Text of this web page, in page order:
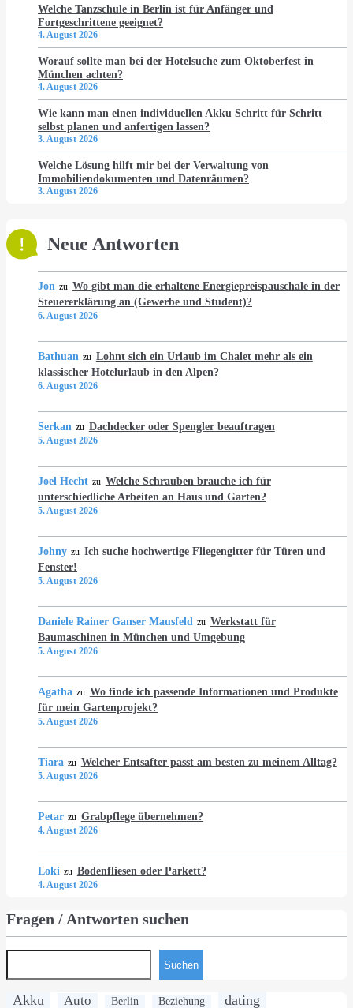
Welche Tanzschule in Berlin ist für Anfänger und
Fortgeschrittene geeignet?
4. August 2026
Worauf sollte man bei der Hotelsuche zum Oktoberfest in
München achten?
4. August 2026
Wie kann man einen individuellen Akku Schritt für Schritt
selbst planen und anfertigen lassen?
3. August 2026
Welche Lösung hilft mir bei der Verwaltung von
Immobiliendokumenten und Datenräumen?
3. August 2026
Neue Antworten
Jon zu Wo gibt man die erhaltene Energiepreispauschale in der
Steuererklärung an (Gewerbe und Student)?
6. August 2026
Bathuan zu Lohnt sich ein Urlaub im Chalet mehr als ein
klassischer Hotelurlaub in den Alpen?
6. August 2026
Serkan zu Dachdecker oder Spengler beauftragen
5. August 2026
Joel Hecht zu Welche Schrauben brauche ich für
unterschiedliche Arbeiten an Haus und Garten?
5. August 2026
Johny zu Ich suche hochwertige Fliegengitter für Türen und
Fenster!
5. August 2026
Daniele Rainer Ganser Mausfeld zu Werkstatt für
Baumaschinen in München und Umgebung
5. August 2026
Agatha zu Wo finde ich passende Informationen und Produkte
für mein Gartenprojekt?
5. August 2026
Tiara zu Welcher Entsafter passt am besten zu meinem Alltag?
5. August 2026
Petar zu Grabpflege übernehmen?
4. August 2026
Loki zu Bodenfliesen oder Parkett?
4. August 2026
Fragen / Antworten suchen
Suchen
Akku Auto Berlin Beziehung dating